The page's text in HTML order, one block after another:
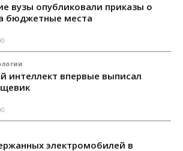
вузы опубликовали приказы о
бюджетные места
интеллект впервые выписал
электромобилей в